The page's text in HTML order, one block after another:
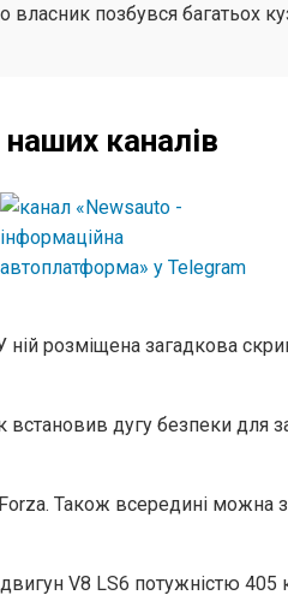
власник позбувся багатьох
каналів
розміщена загадкова
дугу безпеки для
Forza. Також всередині можна
V8 LS6 потужністю 405